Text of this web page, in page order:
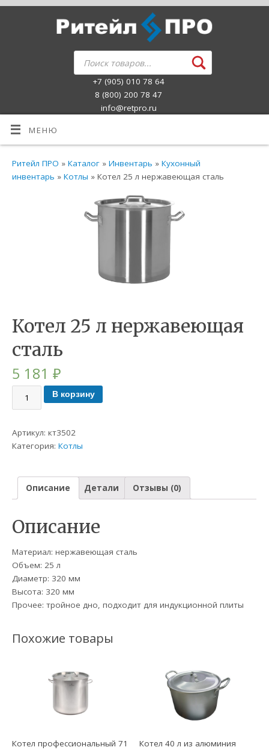
+7 (905) 010 78 64
8 (800) 200 78 47
info@retpro.ru
МЕНЮ
Ритейл ПРО »Каталог »Инвентарь »Кухонный
инвентарь »Котлы » Котел 25 л нержавеющая сталь
Котел 25 л нержавеющая
сталь
5 181₽
В корзину
Артикул:кт3502
Категория:Котлы
Описание Детали Отзывы (0)
Описание
Материал: нержавеющая сталь
Объем: 25 л
Диаметр: 320 мм
Высота: 320 мм
Прочее: тройное дно, подходит для индукционной плиты
Похожие товары
Котел профессиональный 71
Котел 40 л из алюминия